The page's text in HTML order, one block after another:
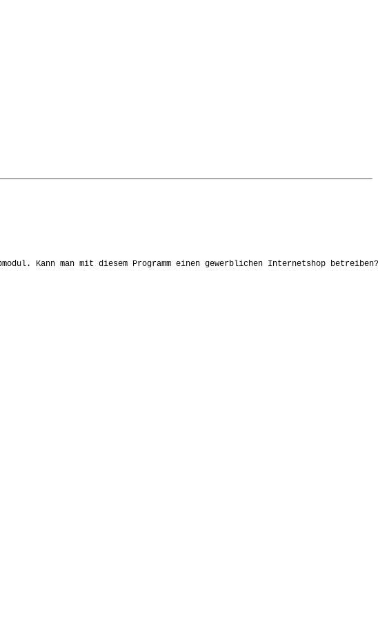
Kann man mit diesem Programm einen gewerblichen Internetshop